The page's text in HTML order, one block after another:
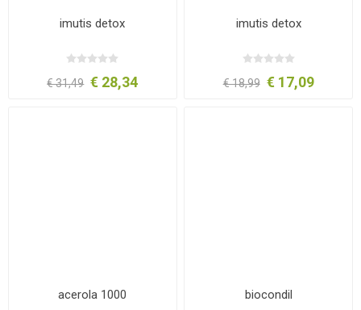
imutis detox
€ 31,49 € 28,34
imutis detox
€ 18,99 € 17,09
acerola 1000 biocondil